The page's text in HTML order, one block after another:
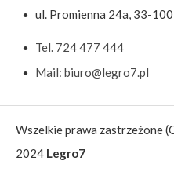
ul. Promienna 24a, 33-
Tel. 724 477 444
Mail: biuro@legro7.pl
Wszelkie prawa zastrzeżone
2024 Legro7